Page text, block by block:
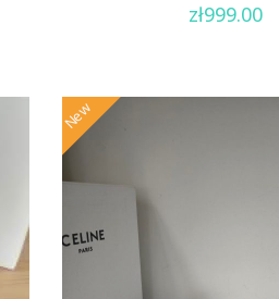
out
zł999.00
New